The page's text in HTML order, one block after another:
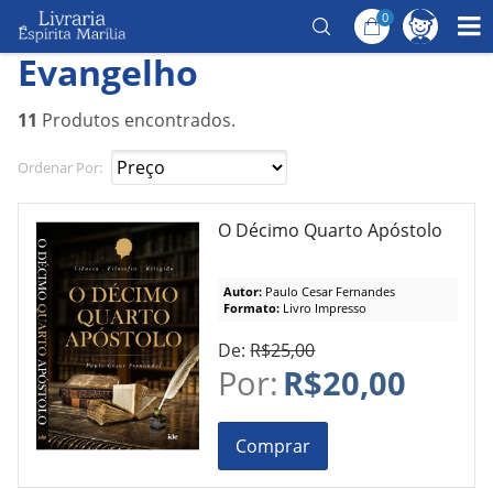
0
Página Inicial
Evangelho
11 Produtos encontrados.
Ordenar Por:
O Décimo Quarto Apóstolo
Autor: Paulo Cesar Fernandes
Formato: Livro Impresso
De: R$25,00
Por: R$20,00
Comprar